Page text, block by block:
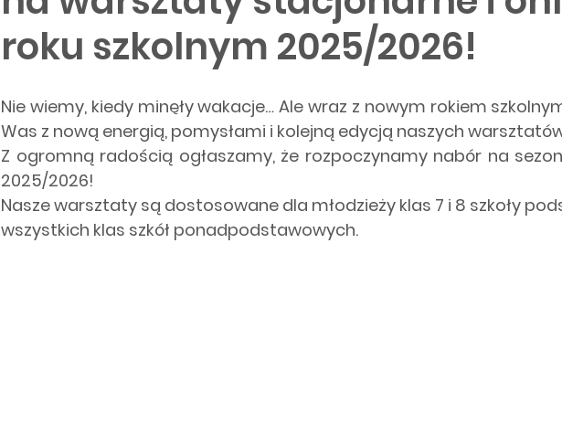
roku szkolnym 2025/2026!
Nie wiemy, kiedy minęły wakacje… Ale wraz z nowym rokiem
Was z nową energią, pomysłami i kolejną edycją naszych
Z ogromną radością ogłaszamy, że rozpoczynamy nabór na
2025/2026!
Nasze warsztaty są dostosowane dla młodzieży klas 7 i 8 szkoły
wszystkich klas szkół ponadpodstawowych.